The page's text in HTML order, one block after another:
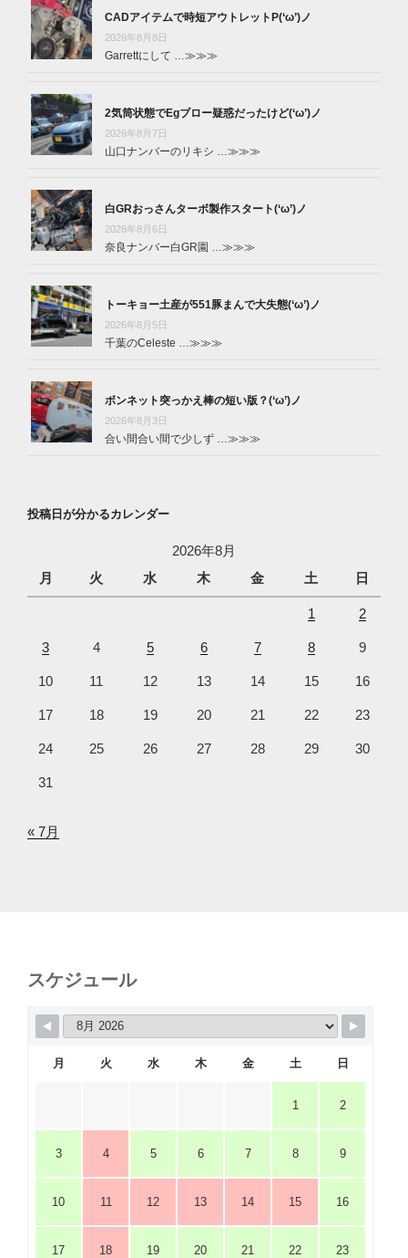
CADアイテムで時短アウトレットP(‘ω’)ノ
2026年8月8日
Garrettにして …≫≫≫
2気筒状態でEgブロー疑惑だったけど(‘ω’)ノ
2026年8月7日
山口ナンバーのリキシ …≫≫≫
白GRおっさんターボ製作スタート(‘ω’)ノ
2026年8月6日
奈良ナンバー白GR園 …≫≫≫
トーキョー土産が551豚まんで大失態(‘ω’)ノ
2026年8月5日
千葉のCeleste …≫≫≫
ボンネット突っかえ棒の短い版？(‘ω’)ノ
2026年8月3日
合い間合い間で少しず …≫≫≫
投稿日が分かるカレンダー
2026年8月
月
火 水 木 金 土 日
1 2
3 4 5 6 7 8 9
10 11 12 13 14 15 16
17 18 19 20 21 22 23
24 25 26 27 28 29 30
31
« 7月
スケジュール
月 火 水 木 金 土 日
1 2
3 4 5 6 7 8 9
10 11 12 13 14 15 16
17 18 19 20 21 22 23